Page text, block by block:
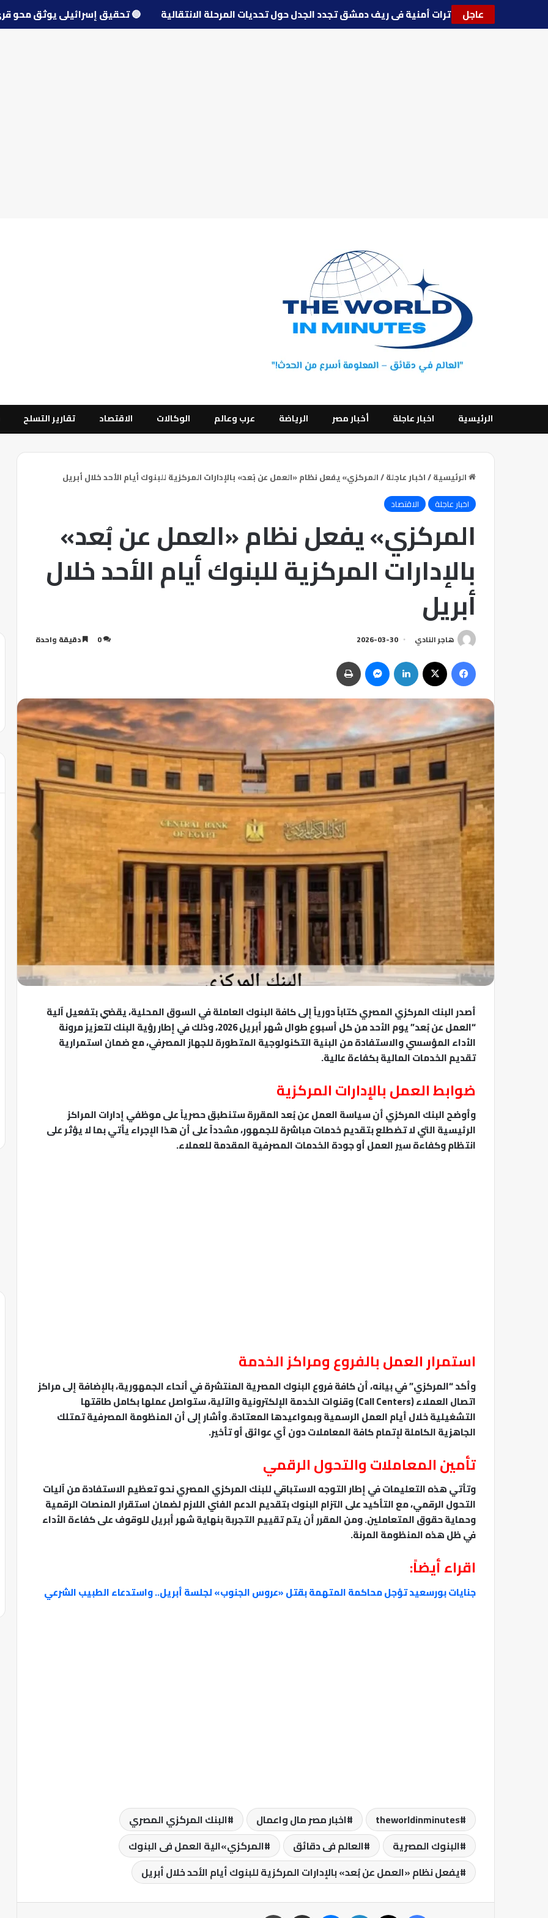
عاجل 🔵توترات أمنية في ريف دمشق تجدد الجدل حول تحديات المرحلة الانتقالية 🔵تحقيق إسرائيلي يوثق
الرئيسية اخبار عاجلة أخبار مصر الرياضة عرب وعالم الوكالات الاقتصاد تقارير التسلح
الرئيسية/اخبار عاجلة/المركزي» يفعل نظام «العمل عن بُعد» بالإدارات المركزية للبنوك أيام الأحد خلال أبريل
اخبار عاجلة
الاقتصاد
المركزي» يفعل نظام «العمل عن بُعد»
بالإدارات المركزية للبنوك أيام الأحد خلال
أبريل
هاجر النادي 2026-03-30
0 دقيقة واحدة
أصدر البنك المركزي المصري كتاباً دورياً إلى كافة البنوك العاملة في السوق المحلية، يقضي بتفعيل آلية
“العمل عن بُعد” يوم الأحد من كل أسبوع طوال شهر أبريل 2026، وذلك في إطار رؤية البنك لتعزيز مرونة
الأداء المؤسسي والاستفادة من البنية التكنولوجية المتطورة للجهاز المصرفي، مع ضمان استمرارية
تقديم الخدمات المالية بكفاءة عالية.
​ضوابط العمل بالإدارات المركزية
​وأوضح البنك المركزي أن سياسة العمل عن بُعد المقررة ستنطبق حصرياً على موظفي إدارات المراكز
الرئيسية التي لا تضطلع بتقديم خدمات مباشرة للجمهور، مشدداً على أن هذا الإجراء يأتي بما لا يؤثر على
انتظام وكفاءة سير العمل أو جودة الخدمات المصرفية المقدمة للعملاء.
​استمرار العمل بالفروع ومراكز الخدمة
​وأكد “المركزي” في بيانه، أن كافة فروع البنوك المصرية المنتشرة في أنحاء الجمهورية، بالإضافة إلى مراكز
اتصال العملاء (Call Centers) وقنوات الخدمة الإلكترونية والآلية، ستواصل عملها بكامل طاقتها
التشغيلية خلال أيام العمل الرسمية وبمواعيدها المعتادة. وأشار إلى أن المنظومة المصرفية تمتلك
الجاهزية الكاملة لإتمام كافة المعاملات دون أي عوائق أو تأخير.
​تأمين المعاملات والتحول الرقمي
​وتأتي هذه التعليمات في إطار التوجه الاستباقي للبنك المركزي المصري نحو تعظيم الاستفادة من آليات
التحول الرقمي، مع التأكيد على التزام البنوك بتقديم الدعم الفني اللازم لضمان استقرار المنصات الرقمية
وحماية حقوق المتعاملين. ومن المقرر أن يتم تقييم التجربة بنهاية شهر أبريل للوقوف على كفاءة الأداء
في ظل هذه المنظومة المرنة.
اقراء أيضاً:
جنايات بورسعيد تؤجل محاكمة المتهمة بقتل «عروس الجنوب» لجلسة أبريل.. واستدعاء الطبيب الشرعي
theworldinminutes اخبار مصر مال واعمال
البنك المركزي المصري
البنوك المصرية
العالم فى دقائق
المركزي»الية العمل فى البنوك
يفعل نظام «العمل عن بُعد» بالإدارات المركزية للبنوك أيام الأحد خلال أبريل